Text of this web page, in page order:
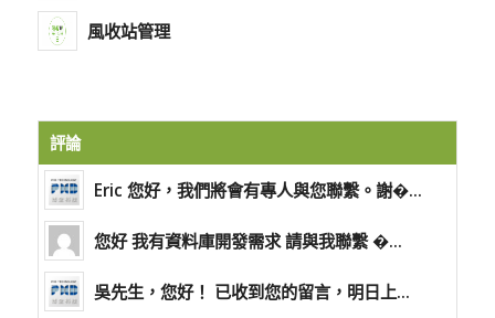
風收站管理
評論
Eric 您好，我們將會有專人與您聯繫。謝�...
您好 我有資料庫開發需求 請與我聯繫 �...
吳先生，您好！ 已收到您的留言，明日上...